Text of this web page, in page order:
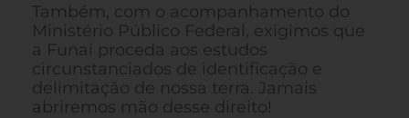
Também, com o acompanhamento do
Ministério Público Federal, exigimos que
a Funai proceda aos estudos
circunstanciados de identificação e
delimitação de nossa terra. Jamais
abriremos mão desse direito!